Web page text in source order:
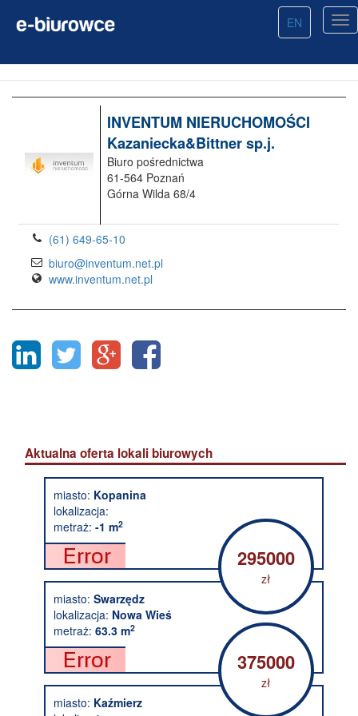
EN
INVENTUM NIERUCHOMOŚCI
Kazaniecka&Bittner sp.j.
Biuro pośrednictwa
61-564 Poznań
Górna Wilda 68/4
(61) 649-65-10
biuro@inventum.net.pl
www.inventum.net.pl
Aktualna oferta lokali biurowych
miasto: Kopanina
lokalizacja:
metraż: -1 m2
295000
zł
miasto: Swarzędz
lokalizacja: Nowa Wieś
metraż: 63.3 m2
375000
zł
miasto: Kaźmierz